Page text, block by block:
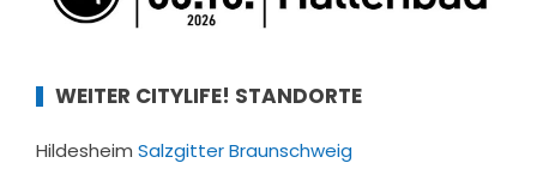
WEITER CITYLIFE! STANDORTE
Hildesheim SalzgitterBraunschweig